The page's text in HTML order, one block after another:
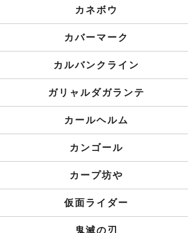
カネボウ
カバーマーク
カルバンクライン
ガリャルダガランテ
カールヘルム
カンゴール
カープ坊や
仮面ライダー
鬼滅の刃